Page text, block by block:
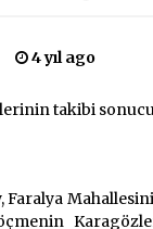
Acil Olaya Müdahale
4 yıl ago
takibi